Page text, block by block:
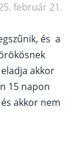
február 21.
és a
akkor
15 napon
akkor nem